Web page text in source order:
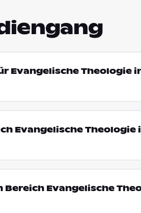
Evangelische Theologie
Evangelische Theologie
Evangelische